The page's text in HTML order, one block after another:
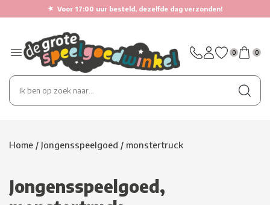
★ Voor 17:00 uur besteld, dezelfde dag verzonden!
0 0
Home / Jongensspeelgoed / monstertruck
Jongensspeelgoed,